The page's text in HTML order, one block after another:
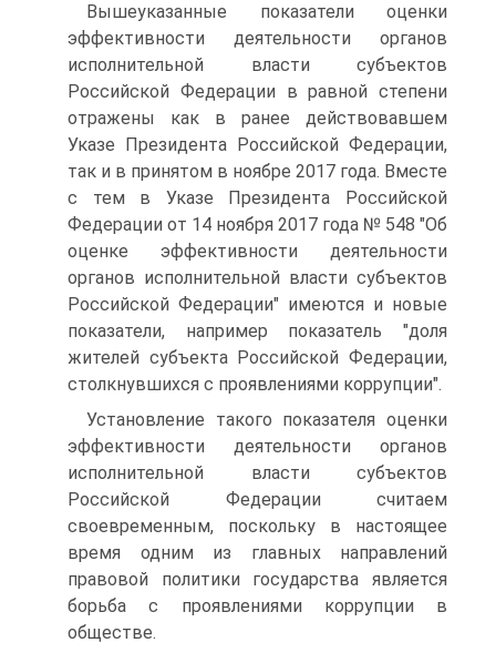
Вышеуказанные показатели оценки
эффективности деятельности органов
исполнительной власти субъектов
Российской Федерации в равной степени
отражены как в ранее действовавшем
Указе Президента Российской Федерации,
так и в принятом в ноябре 2017 года. Вместе
с тем в Указе Президента Российской
Федерации от 14 ноября 2017 года № 548 "Об
оценке эффективности деятельности
органов исполнительной власти субъектов
Российской Федерации" имеются и новые
показатели, например показатель "доля
жителей субъекта Российской Федерации,
столкнувшихся с проявлениями коррупции".
Установление такого показателя оценки
эффективности деятельности органов
исполнительной власти субъектов
Российской Федерации считаем
своевременным, поскольку в настоящее
время одним из главных направлений
правовой политики государства является
борьба с проявлениями коррупции в
обществе.